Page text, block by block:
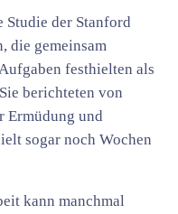
Studie der Stanford
die gemeinsam
festhielten als
berichteten von
Ermüdung und
sogar noch Wochen
kann manchmal